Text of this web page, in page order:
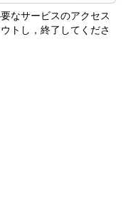
なサービスのアクセス
トし，終了してくださ